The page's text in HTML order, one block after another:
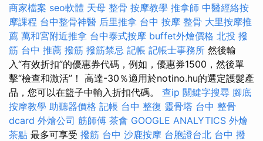
商家檔案 seo軟體 天母 整骨 按摩教學 推拿師 中醫經絡按
摩課程 台中整骨神醫 后里推拿 台中 按摩 整骨 大里按摩推
薦 萬和宮附近推拿 台中泰式按摩 buffet外燴價格 北投 撥
筋 台中 推薦 撥筋 撥筋禁忌 記帳 記帳士事務所 然後輸
入“有效折扣”的優惠券代碼，例如，優惠券1500，然後單
擊“檢查和激活”！ 高達-30％適用於notino.hu的選定護髮產
品，您可以在籃子中輸入折扣代碼。 查ip 關鍵字搜尋 腳底
按摩教學 助聽器價格 記帳 台中 整復 靈骨塔 台中 整骨
dcard 外燴公司 筋師傅 茶會 GOOGLE ANALYTICS 外燴
茶點 最多可享受 撥筋 台中 沙鹿按摩 台胞證台北 台中 撥